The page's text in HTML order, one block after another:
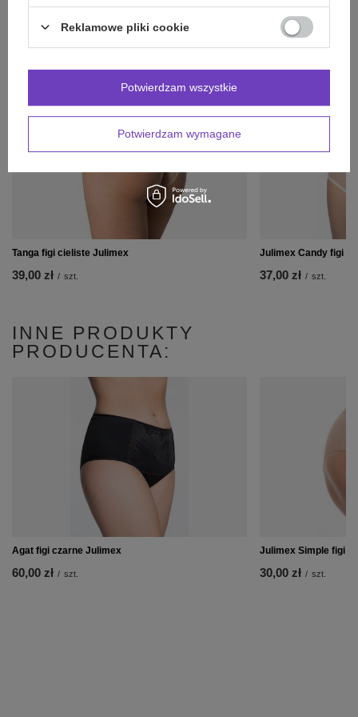
POLECAMY RÓWNIEŻ:
Tanga figi cieliste Julimex
39,00 zł / szt.
Julimex Candy figi
37,00 zł / szt.
INNE PRODUKTY
PRODUCENTA:
Agat figi czarne Julimex
60,00 zł / szt.
Julimex Simple figi
30,00 zł / szt.
Reklamowe pliki cookie
Potwierdzam wymagane
Potwierdzam wszystkie